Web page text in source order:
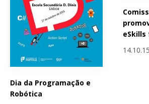
Dia da Programação e
Robótica
eSkills
14.10.15